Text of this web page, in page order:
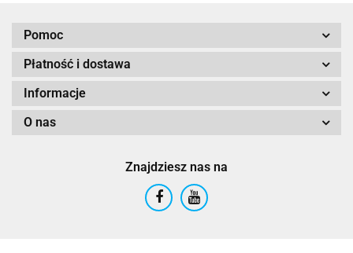
Pomoc
Płatność i dostawa
Informacje
O nas
Znajdziesz nas na